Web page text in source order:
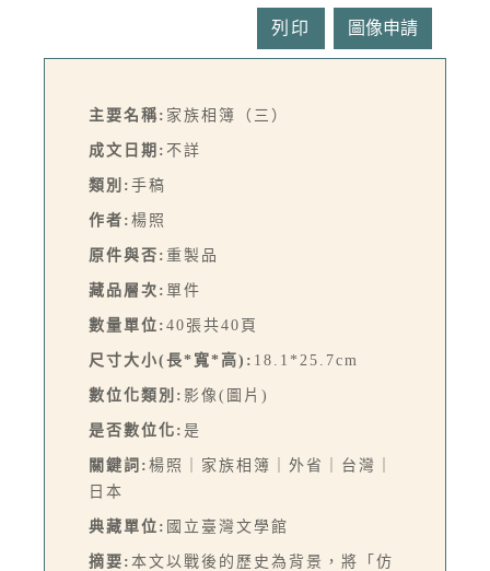
列印
主要名稱: 家族相簿（三）
成文日期: 不詳
類別: 手稿
作者: 楊照
原件與否: 重製品
藏品層次: 單件
數量單位: 40張共40頁
尺寸大小(長*寬*高): 18.1*25.7cm
數位化類別: 影像(圖片)
是否數位化: 是
關鍵詞: 楊照｜家族相簿｜外省｜台灣｜
日本
典藏單位: 國立臺灣文學館
摘要: 本文以戰後的歷史為背景，將「仿